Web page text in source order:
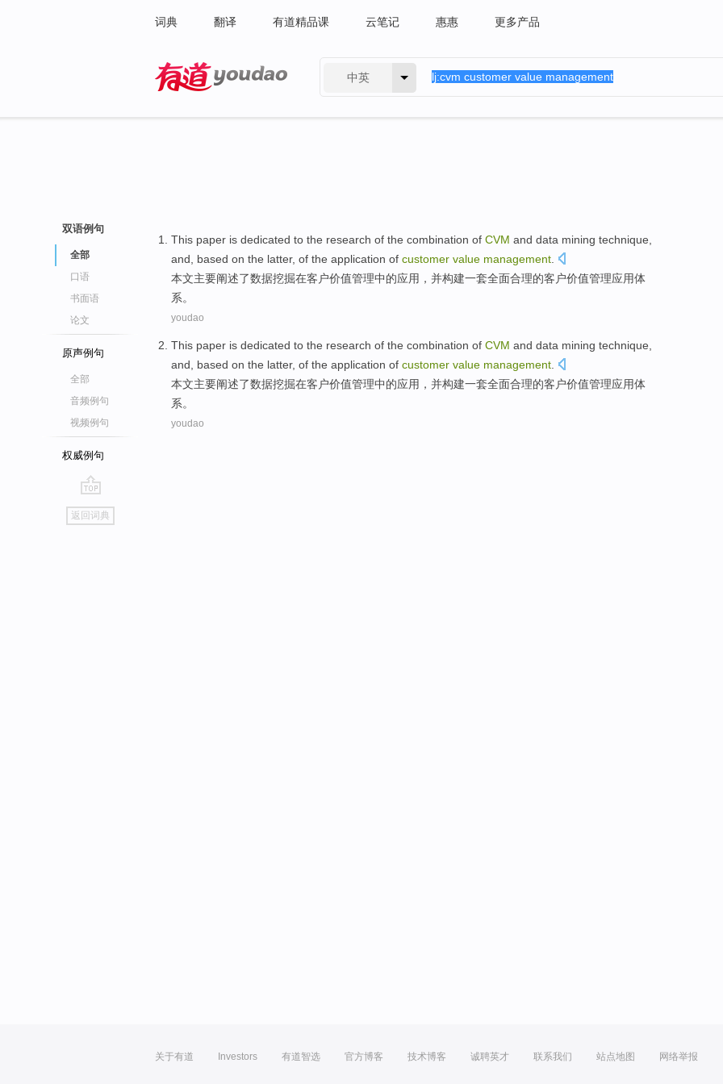
词典 翻译 有道精品课 云笔记 惠惠 更多产品
中英
双语例句
全部
口语
书面语
论文
原声例句
全部
音频例句
视频例句
权威例句
go
top
返回词典
This paper is dedicated to the research of the combination of CVM and data mining technique,
and, based on the latter, of the application of customer value management
本文主要阐述了数据挖掘在客户价值管理中的应用 ， 并构建一套全面合理的客户价值管理应用体
系。
youdao
This paper is dedicated to the research of the combination of CVM and data mining technique,
and, based on the latter, of the application of customer value management
本文主要阐述了数据挖掘在客户价值管理中的应用 ， 并构建一套全面合理的客户价值管理应用体
系。
youdao
关于有道 Investors 有道智选 官方博客 技术博客 诚聘英才 联系我们 站点地图 网络举报